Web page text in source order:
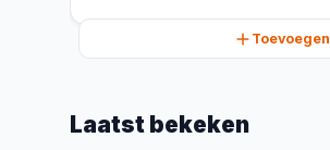
Toevoegen
Laatst bekeken